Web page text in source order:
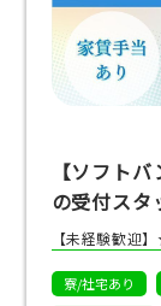
【ソフト
の受付ス
【未経験歓迎
寮/社宅あり